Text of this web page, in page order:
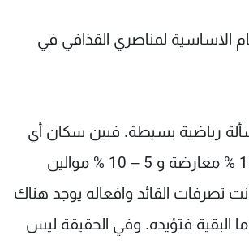
الاساسية لمناصري القذافي في
رياضية بسيطة. فبين سكان أي
دولة هناك 5 – 10 % معارضة و 5 – 10 % موالين
تصرفات القائد وافعاله يوجد هناك
البقية فتؤيده. وفي الحقيقة ليس